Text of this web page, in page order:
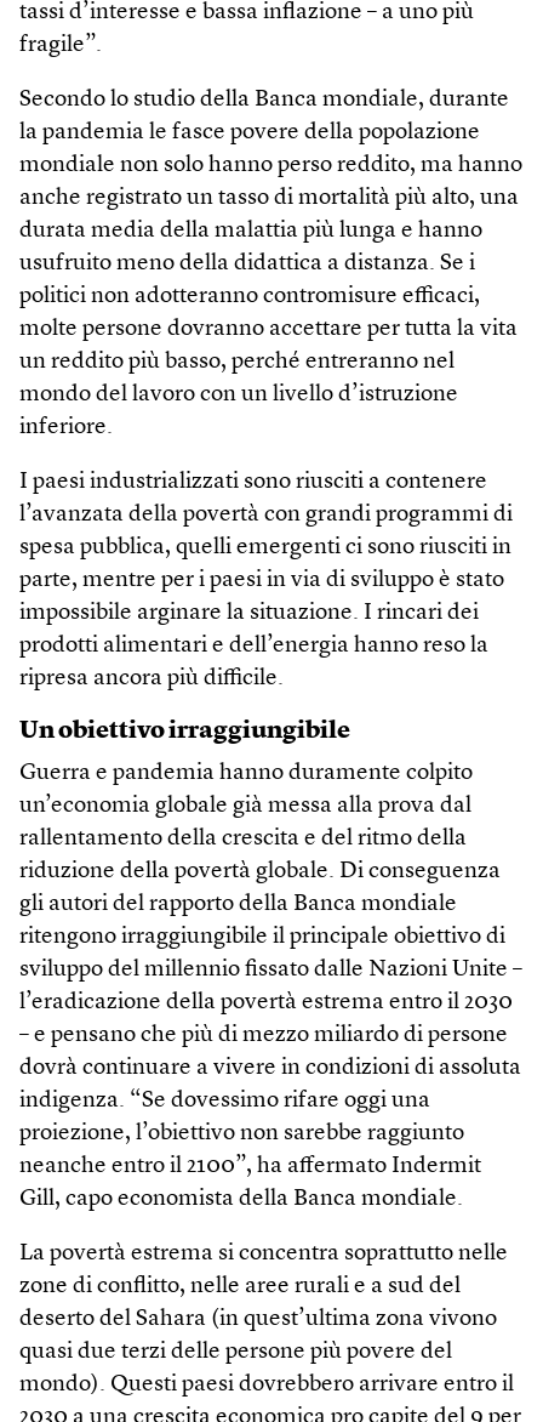
tassi d’interesse e bassa inflazione – a uno più
fragile”.
Secondo lo studio della Banca mondiale, durante
la pandemia le fasce povere della popolazione
mondiale non solo hanno perso reddito, ma hanno
anche registrato un tasso di mortalità più alto, una
durata media della malattia più lunga e hanno
usufruito meno della didattica a distanza. Se i
politici non adotteranno contromisure efficaci,
molte persone dovranno accettare per tutta la vita
un reddito più basso, perché entreranno nel
mondo del lavoro con un livello d’istruzione
inferiore.
I paesi industrializzati sono riusciti a contenere
l’avanzata della povertà con grandi programmi di
spesa pubblica, quelli emergenti ci sono riusciti in
parte, mentre per i paesi in via di sviluppo è stato
impossibile arginare la situazione. I rincari dei
prodotti alimentari e dell’energia hanno reso la
ripresa ancora più difficile.
Un obiettivo irraggiungibile
Guerra e pandemia hanno duramente colpito
un’economia globale già messa alla prova dal
rallentamento della crescita e del ritmo della
riduzione della povertà globale. Di conseguenza
gli autori del rapporto della Banca mondiale
ritengono irraggiungibile il principale obiettivo di
sviluppo del millennio fissato dalle Nazioni Unite –
l’eradicazione della povertà estrema entro il 2030
– e pensano che più di mezzo miliardo di persone
dovrà continuare a vivere in condizioni di assoluta
indigenza. “Se dovessimo rifare oggi una
proiezione, l’obiettivo non sarebbe raggiunto
neanche entro il 2100”, ha affermato Indermit
Gill, capo economista della Banca mondiale.
La povertà estrema si concentra soprattutto nelle
zone di conflitto, nelle aree rurali e a sud del
deserto del Sahara (in quest’ultima zona vivono
quasi due terzi delle persone più povere del
mondo). Questi paesi dovrebbero arrivare entro il